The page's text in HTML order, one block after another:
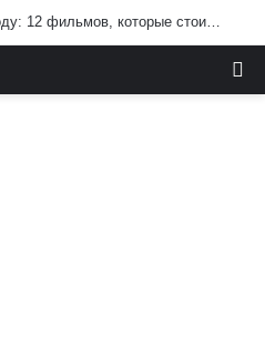
Лучшие боевики в 2026 году: 12 фильмов, которые стоит посмотреть